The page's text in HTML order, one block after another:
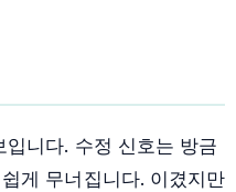
니다. 수정 신호는 방금
게 무너집니다. 이겼지만